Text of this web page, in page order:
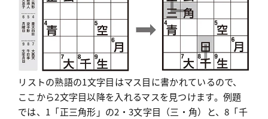
リストの熟語の1文字目はマス目に書かれているので、
ここから2文字目以降を入れるマスを見つけます。例題
では、1「正三角形」の2・3文字目（三・角）と、8「千